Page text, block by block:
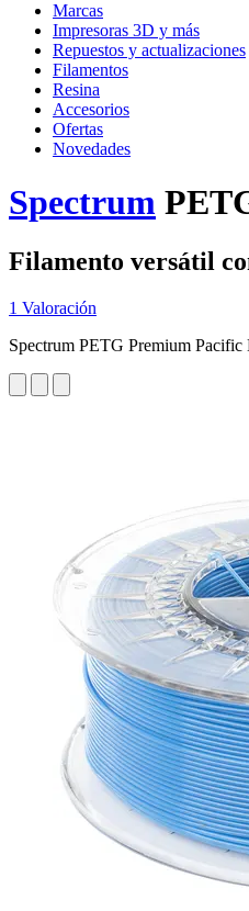
Marcas
Impresoras 3D y más
Repuestos y actualizaciones
Filamentos
Resina
Accesorios
Ofertas
Novedades
Spectrum
Filamento versátil
1 Valoración
Spectrum PETG Premium Pacific